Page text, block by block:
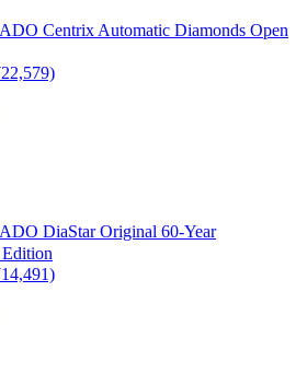
Centrix Automatic Diamonds Open
DiaStar Original 60-Year